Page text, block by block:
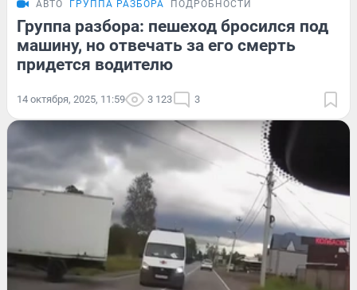
АВТО ГРУППА РАЗБОРА ПОДРОБНОСТИ
Группа разбора: пешеход бросился под
машину, но отвечать за его смерть
придется водителю
14 октября, 2025, 11:59 3 123 3